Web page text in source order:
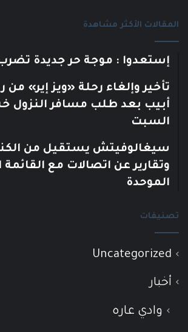
المقالات الأكثر مشاهدة
إستعدوا : موجة حر جديدة تضرب
تأخير وإلغاء رحلة «ويز إير» من
أبيب بعد طلب مسافر النزول
السبت
سيغالوفيتش يستقيل من
وتقارير عن اتصالات مع القائمة
الموحدة
تصنيفات
Uncategorized
أخبار
وادي عاره